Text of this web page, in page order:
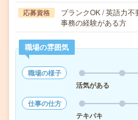
応募資格
ブランクOK / 英語力不
事務の経験がある方
職場の雰囲気
職場の様子
活気がある
仕事の仕方
テキパキ